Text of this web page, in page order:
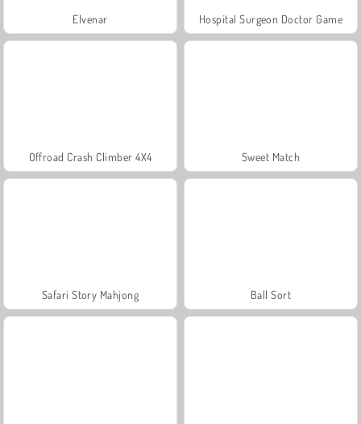
Elvenar Hospital Surgeon Doctor Game
Offroad Crash Climber 4X4 Sweet Match
Safari Story Mahjong Ball Sort